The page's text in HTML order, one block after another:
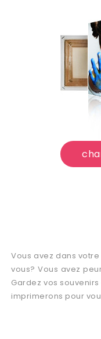
Vous avez dans
vous? Vous avez
Gardez vos
imprimerons pour